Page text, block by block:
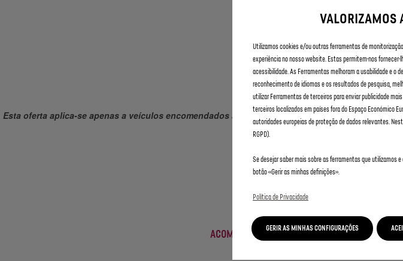
Esta oferta aplica-se apenas a veículos encomendados antes de 3 de julho de 2023. Para
ACOMPANHE AS SUAS
TUDO
VALORIZAMOS
Utilizamos cookies e/ou outras ferramentas de
experiência no nosso website. Estas permitem-nos
acessibilidade. As Ferramentas melhoram a usabilidade e o
reconhecimento de idiomas e os resultados de pesquisa,
utilizar Ferramentas de terceiros para enviar publicidade
terceiros localizados em países fora do Espaço Económico
autoridades europeias de proteção de dados relevantes.
RGPD).
Se desejar saber mais sobre as ferramentas que utilizamos
botão «Gerir as minhas definições».
Política de Privacidade
GERIR AS MINHAS CONFIGURAÇÕES